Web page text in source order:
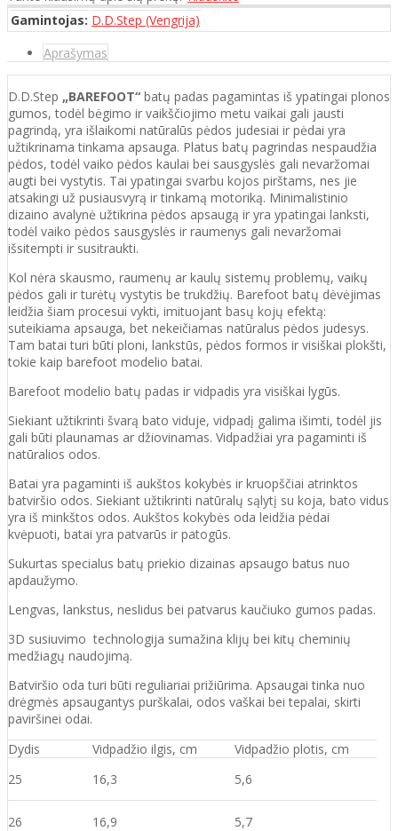
Gamintojas: D.D.Step (Vengrija)
Aprašymas
D.D.Step „BAREFOOT“ batų padas pagamintas iš ypatingai plonos
gumos, todėl bėgimo ir vaikščiojimo metu vaikai gali jausti
pagrindą, yra išlaikomi natūralūs pėdos judesiai ir pėdai yra
užtikrinama tinkama apsauga. Platus batų pagrindas nespaudžia
pėdos, todėl vaiko pėdos kaulai bei sausgyslės gali nevaržomai
augti bei vystytis. Tai ypatingai svarbu kojos pirštams, nes jie
atsakingi už pusiausvyrą ir tinkamą motoriką. Minimalistinio
dizaino avalynė užtikrina pėdos apsaugą ir yra ypatingai lanksti,
todėl vaiko pėdos sausgyslės ir raumenys gali nevaržomai
išsitempti ir susitraukti.
Kol nėra skausmo, raumenų ar kaulų sistemų problemų, vaikų
pėdos gali ir turėtų vystytis be trukdžių. Barefoot batų dėvėjimas
leidžia šiam procesui vykti, imituojant basų kojų efektą:
suteikiama apsauga, bet nekeičiamas natūralus pėdos judesys.
Tam batai turi būti ploni, lankstūs, pėdos formos ir visiškai plokšti,
tokie kaip barefoot modelio batai.
Barefoot modelio batų padas ir vidpadis yra visiškai lygūs.
Siekiant užtikrinti švarą bato viduje, vidpadį galima išimti, todėl jis
gali būti plaunamas ar džiovinamas. Vidpadžiai yra pagaminti iš
natūralios odos.
Batai yra pagaminti iš aukštos kokybės ir kruopščiai atrinktos
batviršio odos. Siekiant užtikrinti natūralų sąlytį su koja, bato vidus
yra iš minkštos odos. Aukštos kokybės oda leidžia pėdai
kvėpuoti, batai yra patvarūs ir patogūs.
Sukurtas specialus batų priekio dizainas apsaugo batus nuo
apdaužymo.
Lengvas, lankstus, neslidus bei patvarus kaučiuko gumos padas.
3D susiuvimo technologija sumažina klijų bei kitų cheminių
medžiagų naudojimą.
Batviršio oda turi būti reguliariai prižiūrima. Apsaugai tinka nuo
drėgmės apsaugantys purškalai, odos vaškai bei tepalai, skirti
paviršinei odai.
Dydis
Vidpadžio ilgis, cm
Vidpadžio plotis, cm
25
16,3 5,6
26 16,9 5,7